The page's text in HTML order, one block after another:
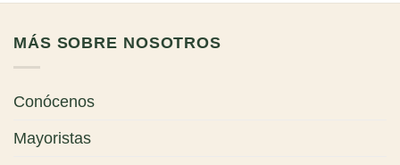
MÁS SOBRE NOSOTROS
Conócenos
Mayoristas